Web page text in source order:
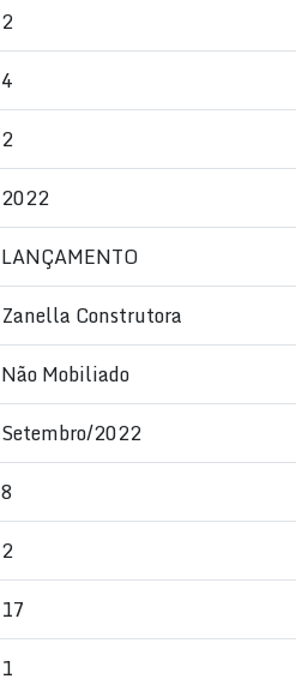
2
4
2
2022
LANÇAMENTO
Zanella Construtora
Não Mobiliado
Setembro/2022
8
2
17
1